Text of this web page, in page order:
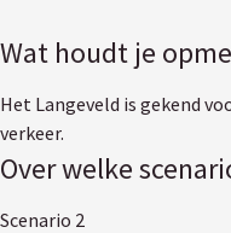
Wat houdt je
Het Langeveld is gekend
verkeer.
Over welke
Scenario 2